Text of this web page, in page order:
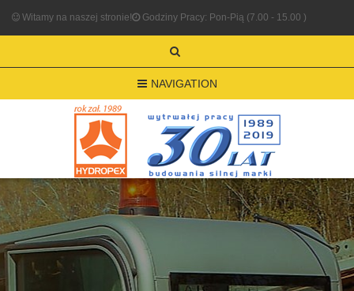
Witamy na naszej stronie! Godziny Pracy: Pon-Pią (7.00 - 15.00 )
NAVIGATION